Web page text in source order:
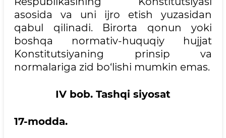
asosida va uni ijro etish yuzasidan
qabul qilinadi. Birorta qonun yoki
boshqa normativ-huquqiy hujjat
Konstitutsiyaning prinsip va
normalariga zid bo‘lishi mumkin emas.
IV bob. Tashqi siyosat
17-modda.